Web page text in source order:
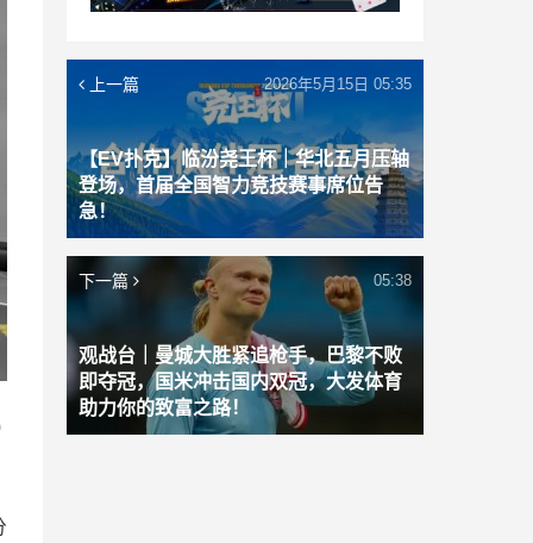
上一篇
【EV扑克】临汾尧王杯｜华北五月压轴
登场，首届全国智力竞技赛事席位告
急！
2026年5月15日 05:35
下一篇
观战台｜曼城大胜紧追枪手，巴黎不败
即夺冠，国米冲击国内双冠，大发体育
助力你的致富之路！
05:38